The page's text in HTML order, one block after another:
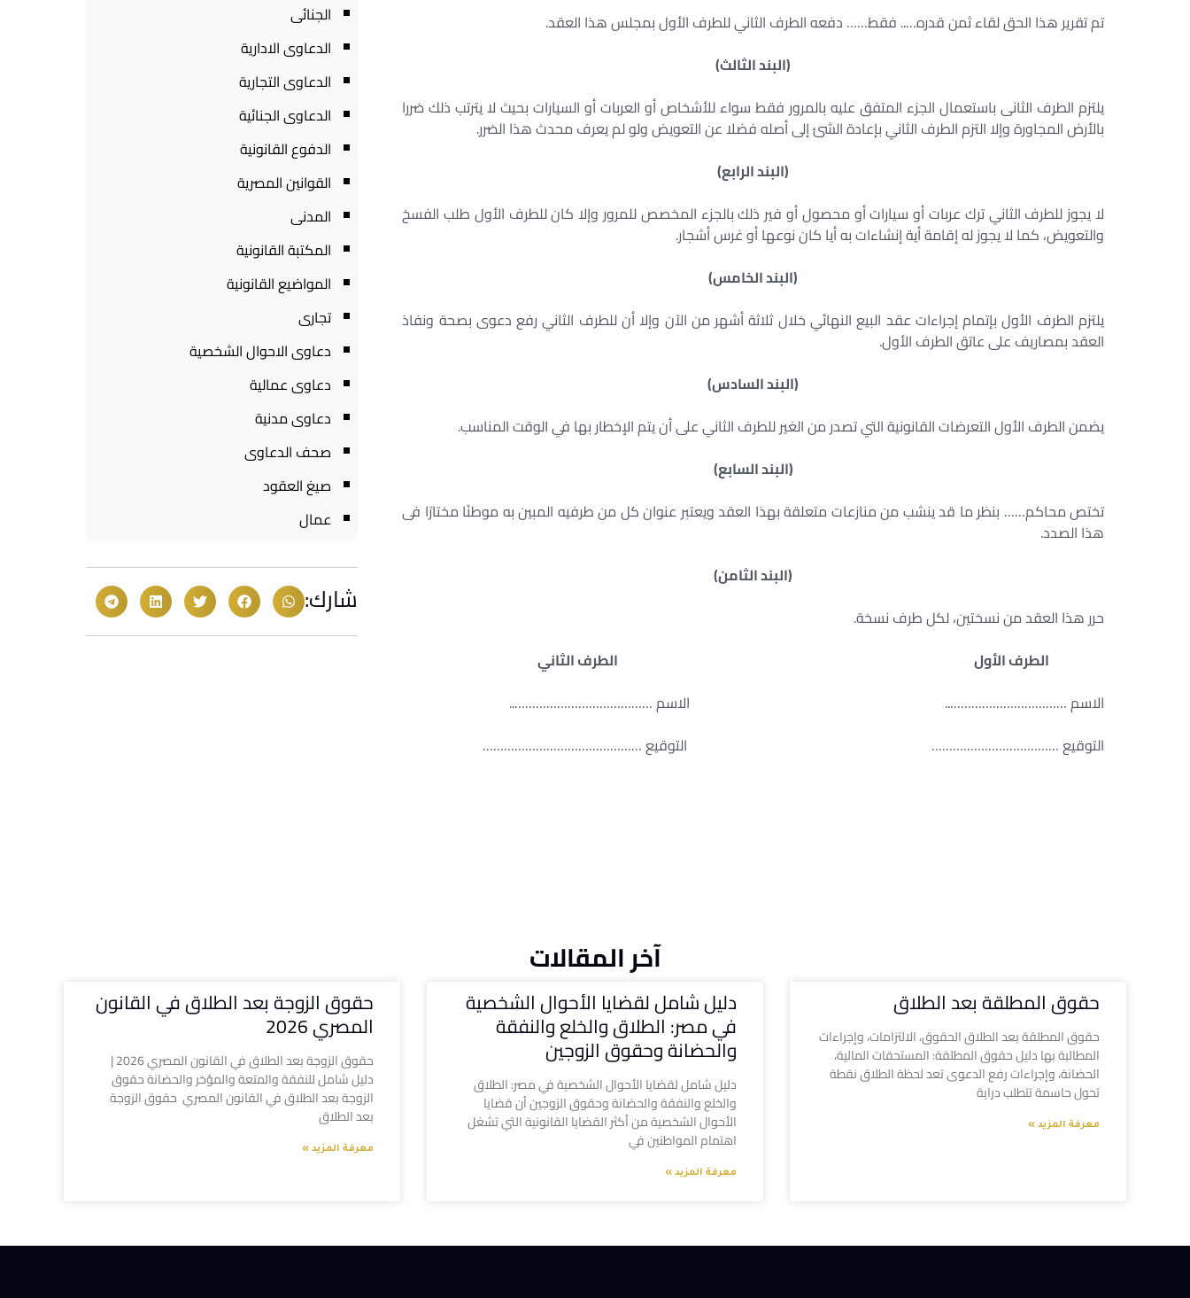
تم تقرير هذا الحق لقاء ثمن قدره….. فقط…… دفعه الطرف الثاني للطرف الأول بمجلس هذا العقد.
(البند الثالث)
يلتزم الطرف الثانى باستعمال الجزء المتفق عليه بالمرور فقط سواء للأشخاص أو العربات أو السيارات بحيث لا يترتب ذلك ضررا
بالأرض المجاورة وإلا التزم الطرف الثاني بإعادة الشئ إلى أصله فضلا عن التعويض ولو لم يعرف محدث هذا الضرر.
(البند الرابع)
لا يجوز للطرف الثاني ترك عربات أو سيارات أو محصول أو فير ذلك بالجزء المخصص للمرور وإلا كان للطرف الأول طلب الفسخ
والتعويض، كما لا يجوز له إقامة أية إنشاءات به أيا كان نوعها أو غرس أشجار.
(البند الخامس)
يلتزم الطرف الأول بإتمام إجراءات عقد البيع النهائي خلال ثلاثة أشهر من الآن وإلا أن للطرف الثاني رفع دعوى بصحة ونفاذ
العقد بمصاريف على عاتق الطرف الأول.
(البند السادس)
يضمن الطرف الأول التعرضات القانونية التي تصدر من الغير للطرف الثاني على أن يتم الإخطار بها في الوقت المناسب.
(البند السابع)
تختص محاكم…… بنظر ما قد ينشب من منازعات متعلقة بهذا العقد ويعتبر عنوان كل من طرفيه المبين به موطنًا مختارًا فى
هذا الصدد.
(البند الثامن)
حرر هذا العقد من نسختين، لكل طرف نسخة.
الطرف الأول
الطرف الثاني
الاسم …………………………….. الاسم …………………………………..
التوقيع ……………………………… التوقيع ………………………………………
الجنائى
الدعاوى الادارية
الدعاوى التجارية
الدعاوى الجنائية
الدفوع القانونية
القوانين المصرية
المدنى
المكتبة القانونية
المواضيع القانونية
تجارى
دعاوى الاحوال الشخصية
دعاوى عمالية
دعاوى مدنية
صحف الدعاوى
صيغ العقود
عمال
شارك:
آخر المقالات
حقوق المطلقة بعد الطلاق
حقوق المطلقة بعد الطلاق الحقوق، الالتزامات، وإجراءات
المطالبة بها دليل حقوق المطلقة: المستحقات المالية،
الحضانة، وإجراءات رفع الدعوى تعد لحظة الطلاق نقطة
تحول حاسمة تتطلب دراية
معرفة المزيد »
دليل شامل لقضايا الأحوال الشخصية
في مصر: الطلاق والخلع والنفقة
والحضانة وحقوق الزوجين
دليل شامل لقضايا الأحوال الشخصية في مصر: الطلاق
والخلع والنفقة والحضانة وحقوق الزوجين أن قضايا
الأحوال الشخصية من أكثر القضايا القانونية التي تشغل
اهتمام المواطنين في
معرفة المزيد »
حقوق الزوجة بعد الطلاق في القانون
المصري 2026
حقوق الزوجة بعد الطلاق في القانون المصري 2026 |
دليل شامل للنفقة والمتعة والمؤخر والحضانة حقوق
الزوجة بعد الطلاق في القانون المصري حقوق الزوجة
بعد الطلاق
معرفة المزيد »